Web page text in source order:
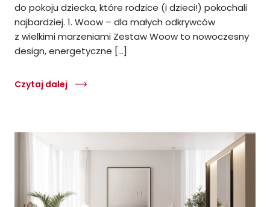
do pokoju dziecka, które rodzice (i dzieci!) pokochali
najbardziej. 1. Woow – dla małych odkrywców
z wielkimi marzeniami Zestaw Woow to nowoczesny
design, energetyczne […]
Czytaj dalej